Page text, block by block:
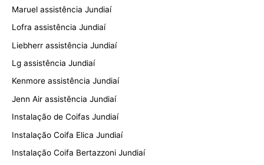
Maruel assistência Jundiaí
Lofra assistência Jundiaí
Liebherr assistência Jundiaí
Lg assistência Jundiaí
Kenmore assistência Jundiaí
Jenn Air assistência Jundiaí
Instalação de Coifas Jundiaí
Instalação Coifa Elica Jundiaí
Instalação Coifa Bertazzoni Jundiaí